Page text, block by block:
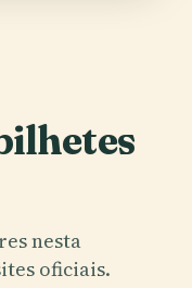
nesta
oficiais.